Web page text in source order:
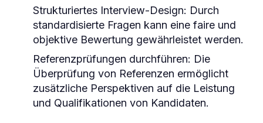
Strukturiertes Interview-Design: Durch
standardisierte Fragen kann eine faire und
objektive Bewertung gewährleistet werden.
Referenzprüfungen durchführen: Die
Überprüfung von Referenzen ermöglicht
zusätzliche Perspektiven auf die Leistung
und Qualifikationen von Kandidaten.